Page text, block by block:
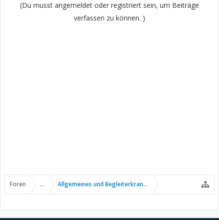
(Du musst angemeldet oder registriert sein, um Beiträge
verfassen zu können. )
Foren ... Allgemeines und Begleiterkrankungen